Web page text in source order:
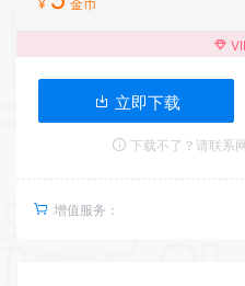
¥ 金币
立即下载
下载不了？请联系
增值服务：